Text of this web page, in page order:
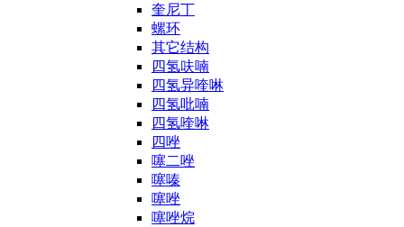
奎尼丁
螺环
其它结构
四氢呋喃
四氢异喹啉
四氢吡喃
四氢喹啉
四唑
噻二唑
噻嗪
噻唑
噻唑烷